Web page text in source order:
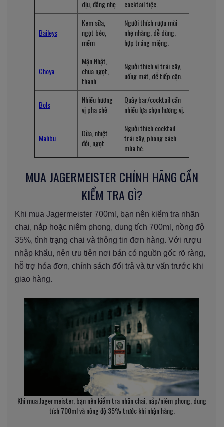
dịu, đắng nhẹ
cocktail tiệc.
Baileys
Kem sữa,
ngọt béo,
mềm
Người thích rượu mùi
nhẹ nhàng, dễ dùng,
hợp tráng miệng.
Choya
Mận Nhật,
chua ngọt,
thanh
Người thích vị trái cây,
uống mát, dễ tiếp cận.
Bols
Nhiều hương
vị pha chế
Quầy bar/cocktail cần
nhiều lựa chọn hương vị.
Malibu
Dừa, nhiệt
đới, ngọt
Người thích cocktail
trái cây, phong cách
mùa hè.
MUA JAGERMEISTER CHÍNH HÃNG CẦN
KIỂM TRA GÌ?
Khi mua Jagermeister 700ml, bạn nên kiểm tra nhãn
chai, nắp hoặc niêm phong, dung tích 700ml, nồng độ
35%, tình trạng chai và thông tin đơn hàng. Với rượu
nhập khẩu, nên ưu tiên nơi bán có nguồn gốc rõ ràng,
hỗ trợ hóa đơn, chính sách đổi trả và tư vấn trước khi
giao hàng.
Khi mua Jagermeister, bạn nên kiểm tra nhãn chai, nắp/niêm phong, dung
tích 700ml và nồng độ 35% trước khi nhận hàng.